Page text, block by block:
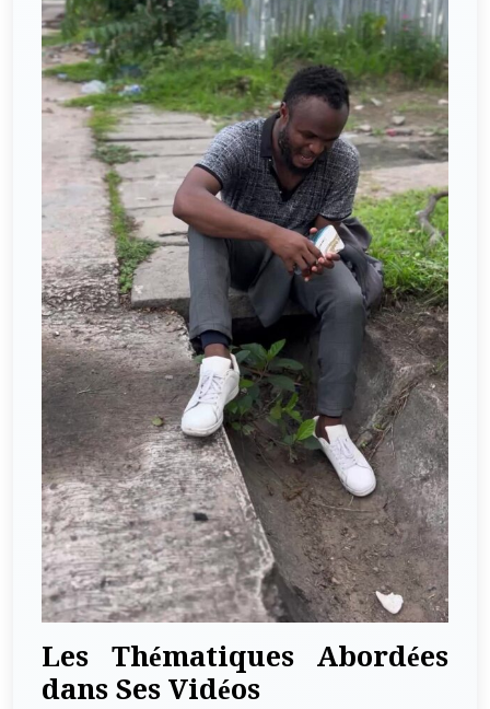
Les Thématiques Abordées
dans Ses Vidéos